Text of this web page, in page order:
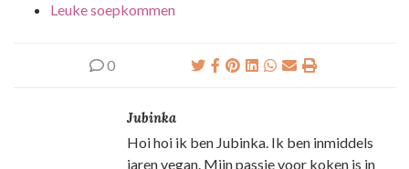
Leuke soepkommen
0
Jubinka
Hoi hoi ik ben Jubinka. Ik ben inmiddels
jaren vegan. Mijn passie voor koken is in